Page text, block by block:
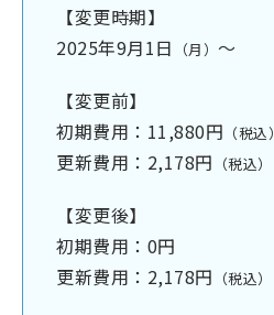
【変更時期】
2025年9月1日
（月） ～
【変更前】
初期費用：11,880円 （税込）
更新費用：2,178円 （税込）
【変更後】
初期費用：0円
更新費用：2,178円 （税込）